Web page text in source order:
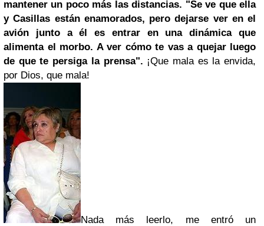
mantener un poco más las distancias. "Se ve que ella
y Casillas están enamorados, pero dejarse ver en el
avión junto a él es entrar en una dinámica que
alimenta el morbo. A ver cómo te vas a quejar luego
de que te persiga la prensa". ¡Que mala es la envida,
por Dios, que mala!
Nada más leerlo, me entró un